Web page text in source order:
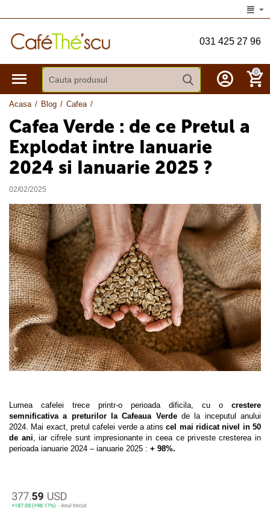
031 425 27 96
0
Acasa / Blog / Cafea /
Cafea Verde : de ce Pretul a
Explodat intre Ianuarie
2024 si Ianuarie 2025 ?
02/02/2025
Lumea cafelei trece printr-o perioada dificila, cu o crestere
semnificativa a preturilor la Cafeaua Verde de la inceputul anului
2024. Mai exact, pretul cafelei verde a atinscel mai ridicat nivel in 50
de ani, iar cifrele sunt impresionante in ceea ce priveste cresterea in
perioada ianuarie 2024 – ianuarie 2025 :+ 98%.